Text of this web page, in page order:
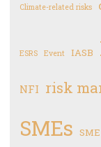
Climate-related risks
ESRS Event IASB
NFI risk
SMEs